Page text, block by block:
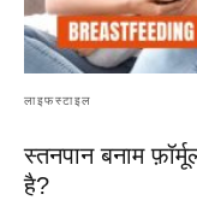
लाइफस्टाइल
स्तनपान बनाम
है?